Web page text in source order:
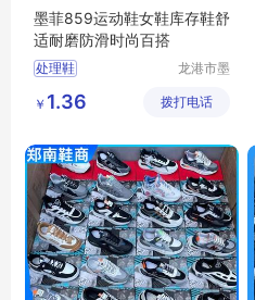
墨菲859运动鞋女鞋库存鞋舒
适耐磨防滑时尚百搭
处理鞋
龙港市墨
务商行
￥ 1.36 拨打电话